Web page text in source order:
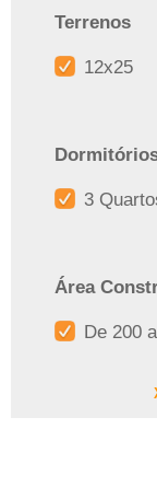
Terrenos
12x25
3
Área
De 200